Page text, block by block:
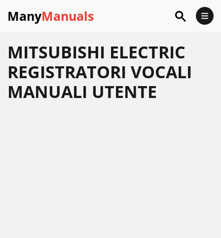
ManyManuals
MITSUBISHI ELECTRIC
REGISTRATORI VOCALI
MANUALI UTENTE